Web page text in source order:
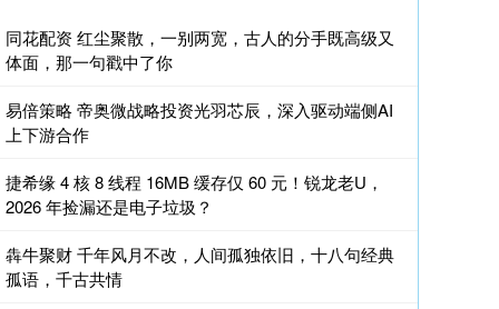
同花配资 红尘聚散，一别两宽，古人的分手既高级又
体面​，那一句戳中了你
易倍策略 帝奥微战略投资光羽芯辰，深入驱动端侧AI
上下游合作
捷希缘 4 核 8 线程 16MB 缓存仅 60 元！锐龙老U，
2026 年捡漏还是电子垃圾？
犇牛聚财 千年风月不改，人间孤独依旧，十八句经典
孤语，千古共情